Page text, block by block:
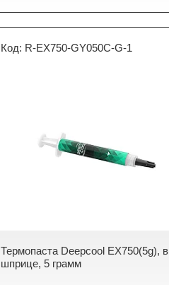
R-EX750-GY050C-G-1
Термопаста Deepcool EX750(5g), в
шприце, 5 грамм